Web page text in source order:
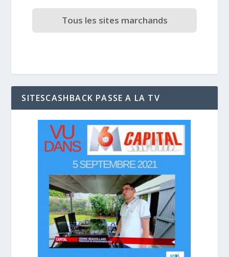
Tous les sites marchands
SITESCASHBACK PASSE A LA TV